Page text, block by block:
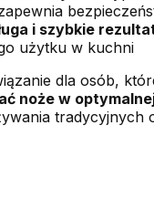
i szybkie
użytku w kuchni
dla osób,
noże w
tradycyjnych